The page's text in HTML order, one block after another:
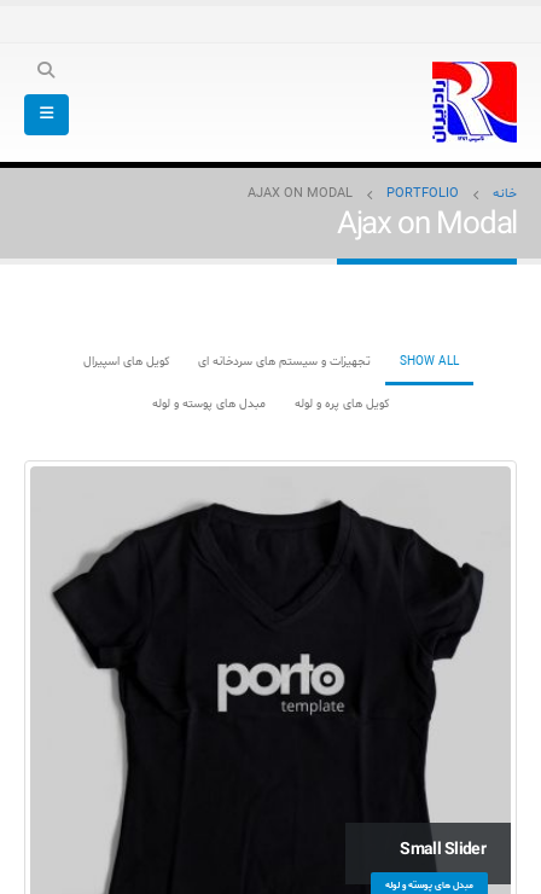
خانه PORTFOLIO
AJAX ON MODAL
Ajax on Modal
SHOW ALL تجهیزات و سیستم های سردخانه ای کویل های اسپیرال
کویل های پره و لوله مبدل های پوسته و لوله
Small Slider
مبدل های پوسته و لوله